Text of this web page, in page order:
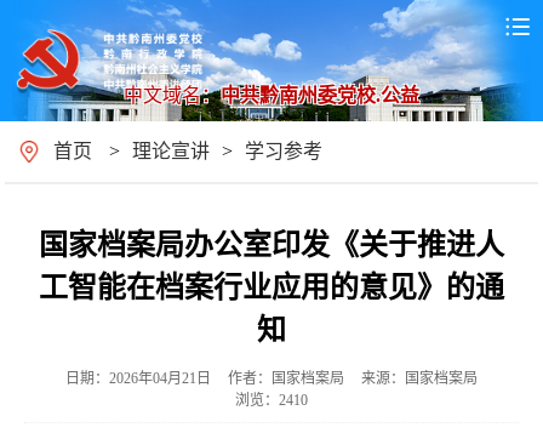
中文域名：中共黔南州委党校.公益
首页 > 理论宣讲 > 学习参考
国家档案局办公室印发《关于推进人
工智能在档案行业应用的意见》的通
知
日期：2026年04月21日 作者：国家档案局
来源：国家档案局
浏览：2410